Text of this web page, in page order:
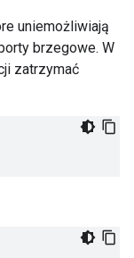
uniemożliwiają
brzegowe. W
zatrzymać